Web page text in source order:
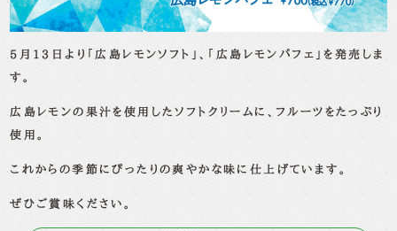
5月13日より「広島レモンソフト」、「広島レモンパフェ」を発売しま
す。
広島レモンの果汁を使用したソフトクリームに、フルーツをたっぷり
使用。
これからの季節にぴったりの爽やかな味に仕上げています。
ぜひご賞味ください。